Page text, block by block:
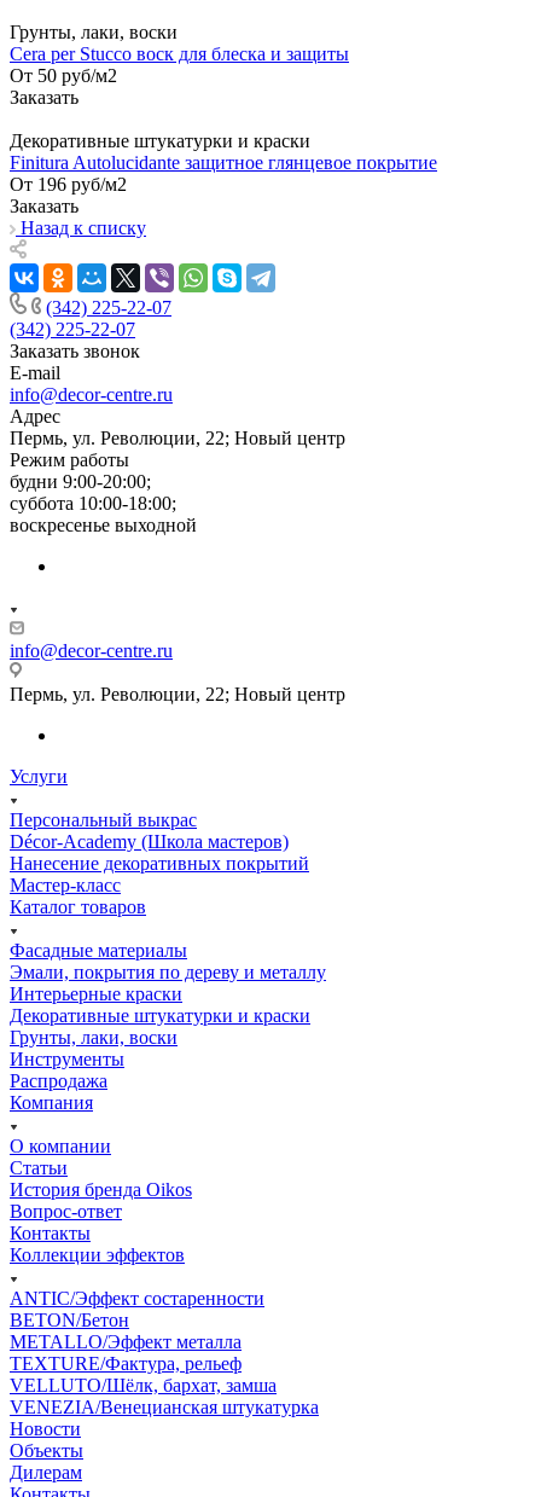
Грунты, лаки, воски
Cera per Stucco воск для блеска и защиты
От 50 руб/м2
Заказать
Декоративные штукатурки и краски
Finitura Autolucidante защитное глянцевое покрытие
От 196 руб/м2
Заказать
Назад к списку
(342) 225-22-07
(342) 225-22-07
Заказать звонок
E-mail
info@decor-centre.ru
Адрес
Пермь, ул. Революции, 22; Новый центр
Режим работы
будни 9:00-20:00;
суббота 10:00-18:00;
воскресенье выходной
info@decor-centre.ru
Пермь, ул. Революции, 22; Новый центр
Услуги
Персональный выкрас
Décor-Academy (Школа мастеров)
Нанесение декоративных покрытий
Мастер-класс
Каталог товаров
Фасадные материалы
Эмали, покрытия по дереву и металлу
Интерьерные краски
Декоративные штукатурки и краски
Грунты, лаки, воски
Инструменты
Распродажа
Компания
О компании
Статьи
История бренда Oikos
Вопрос-ответ
Контакты
Коллекции эффектов
ANTIC/Эффект состаренности
BETON/Бетон
METALLO/Эффект металла
TEXTURE/Фактура, рельеф
VELLUTO/Шёлк, бархат, замша
VENEZIA/Венецианская штукатурка
Новости
Объекты
Дилерам